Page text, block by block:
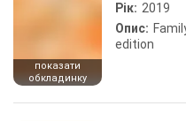
показати
обкладинку
Рік: 2019
Опис:
edition